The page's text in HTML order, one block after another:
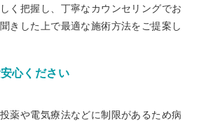
く把握し、丁寧なカウンセリングでお
きした上で最適な施術方法をご提案し
心ください
薬や電気療法などに制限があるため病